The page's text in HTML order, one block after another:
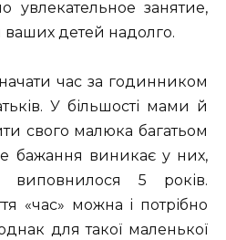
увлекательное занятие,
ваших детей надолго.
час за годинником
У більшості мами й
свого малюка багатьом
бажання виникає у них,
5 років.
«час» можна і потрібно
для такої маленької